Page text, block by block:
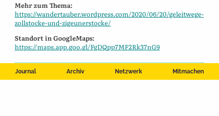
Journal Archiv Netzwerk Mitmachen
Mehr zum Thema:
https://wandertauber.wordpress.com/2020/06/20/geleitwege-
zollstocke-und-zigeunerstocke/
Standort in GoogleMaps:
https://maps.app.goo.gl/FgDQpp7MF2Rk37nG9